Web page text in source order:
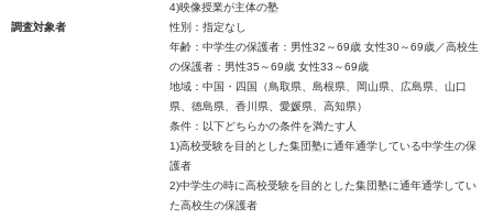
4)映像授業が主体の塾
調査対象者
性別：指定なし
年齢：中学生の保護者：男性32～69歳 女性30～69歳／高校生
の保護者：男性35～69歳 女性33～69歳
地域：中国・四国（鳥取県、島根県、岡山県、広島県、山口
県、徳島県、香川県、愛媛県、高知県）
条件：以下どちらかの条件を満たす人
1)高校受験を目的とした集団塾に通年通学している中学生の保
護者
2)中学生の時に高校受験を目的とした集団塾に通年通学してい
た高校生の保護者